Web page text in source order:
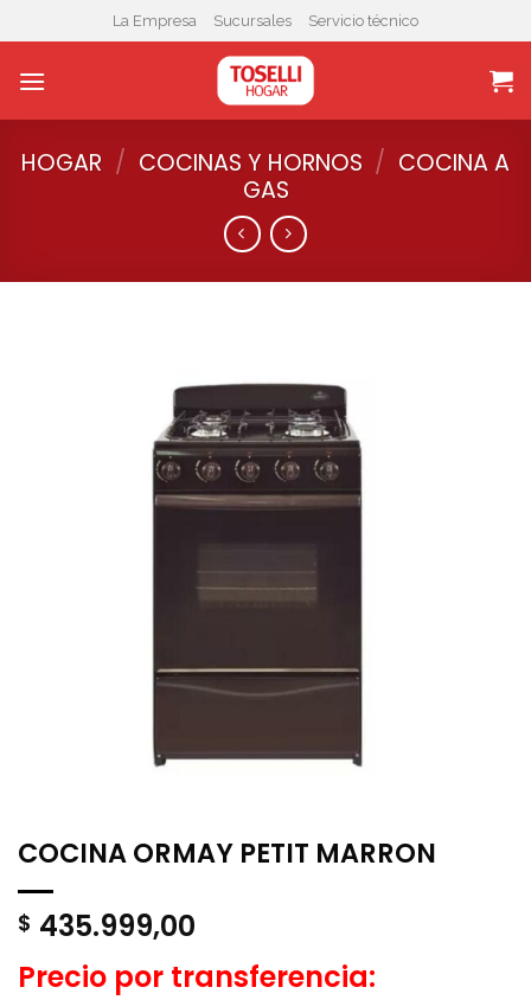
to
content
La Empresa Sucursales Servicio técnico
HOGAR / COCINAS Y HORNOS / COCINA A
GAS
COCINA ORMAY PETIT MARRON
$ 435.999,00
Precio por transferencia: